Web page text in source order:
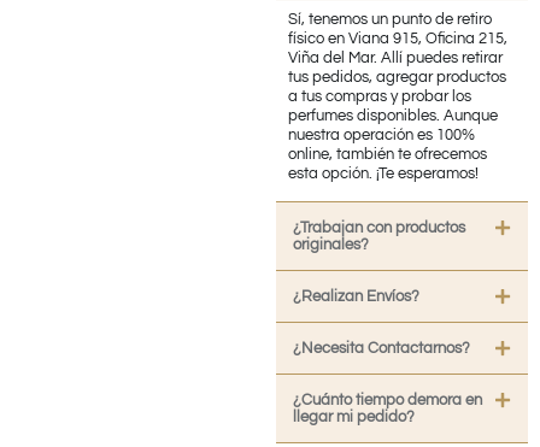
Sí, tenemos un punto de retiro
físico en Viana 915, Oficina 215,
Viña del Mar. Allí puedes retirar
tus pedidos, agregar productos
a tus compras y probar los
perfumes disponibles. Aunque
nuestra operación es 100%
online, también te ofrecemos
esta opción. ¡Te esperamos!
¿Trabajan con productos
originales?
¿Realizan Envíos?
¿Necesita Contactarnos?
¿Cuánto tiempo demora en
llegar mi pedido?